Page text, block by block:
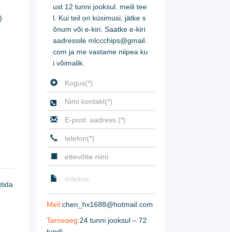
ust 12 tunni jooksul. meili tee
l. Kui teil on küsimusi, jätke s
õnum või e-kiri. Saatke e-kiri
aadressile mlccchips@gmail.
com ja me vastame niipea ku
i võimalik.

Meil:chen_hx1688@hotmail.com
Tarneaeg:24 tunni jooksul – 72